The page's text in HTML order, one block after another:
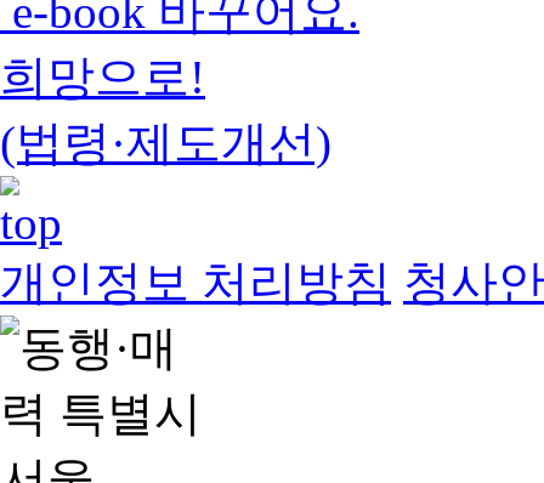
e-book 바꾸어요.
희망으로!
(법령·제도개선)
개인정보 처리방침 청사